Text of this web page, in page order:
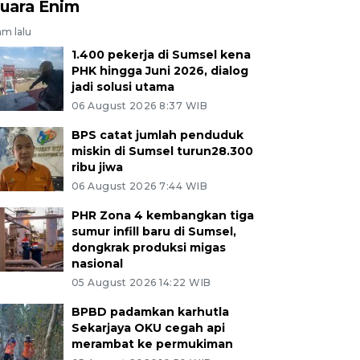
Enim
lalu
1.400 pekerja di Sumsel kena
PHK hingga Juni 2026, dialog
jadi solusi utama
06 August 2026 8:37 WIB
BPS catat jumlah penduduk
miskin di Sumsel turun28.300
ribu jiwa
06 August 2026 7:44 WIB
PHR Zona 4 kembangkan tiga
sumur infill baru di Sumsel,
dongkrak produksi migas
nasional
05 August 2026 14:22 WIB
BPBD padamkan karhutla
Sekarjaya OKU cegah api
merambat ke permukiman